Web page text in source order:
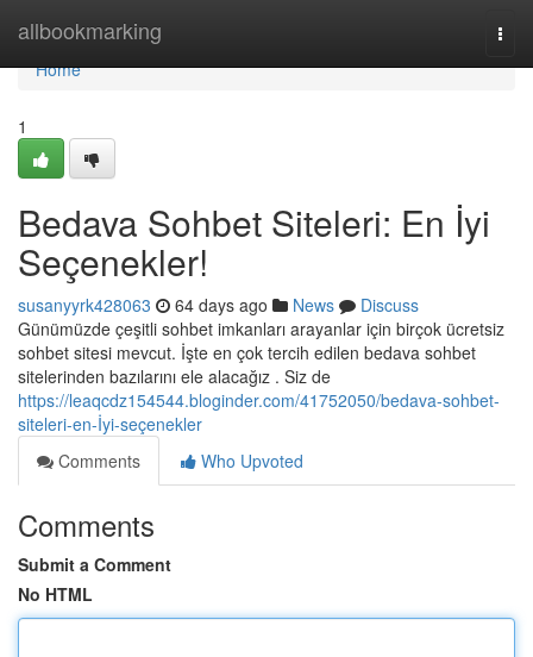
allbookmarking
Home
Home
1
Bedava Sohbet Siteleri: En İyi
Seçenekler!
susanyyrk428063 64 days ago News
Discuss
Günümüzde çeşitli sohbet imkanları arayanlar için birçok ücretsiz
sohbet sitesi mevcut. İşte en çok tercih edilen bedava sohbet
sitelerinden bazılarını ele alacağız . Siz de
https://leaqcdz154544.bloginder.com/41752050/bedava-sohbet-
siteleri-en-İyi-seçenekler
Comments
Who Upvoted
Comments
Submit a Comment
No HTML